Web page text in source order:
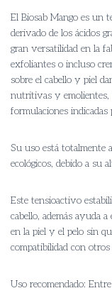
El Biosab Mango es un
derivado de los ácidos
gran versatilidad en la
exfoliantes o incluso
sobre el cabello y piel
nutritivas y emolientes,
formulaciones indicadas
Su uso está totalmente
ecológicos, debido a su
Este tensioactivo
cabello, además ayuda
en la piel y el pelo sin
compatibilidad con
Uso recomendado: